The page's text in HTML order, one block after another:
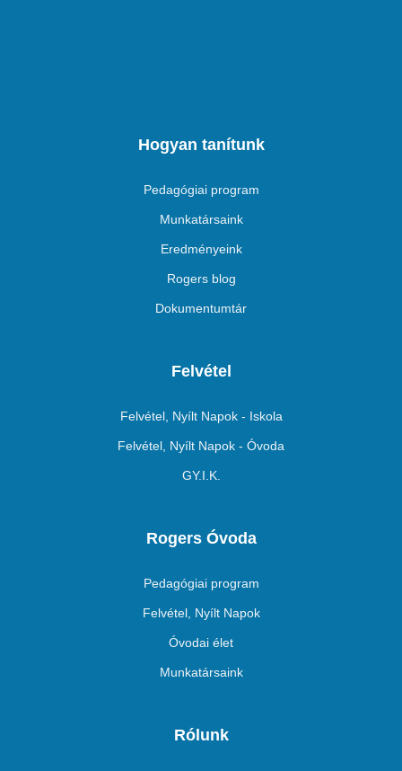
Hogyan tanítunk
Pedagógiai program
Munkatársaink
Eredményeink
Rogers blog
Dokumentumtár
Felvétel
Felvétel, Nyílt Napok - Iskola
Felvétel, Nyílt Napok - Óvoda
GY.I.K.
Rogers Óvoda
Pedagógiai program
Felvétel, Nyílt Napok
Óvodai élet
Munkatársaink
Rólunk